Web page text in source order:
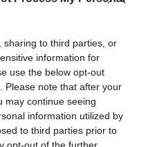
sharing to third parties, or
information for
use the below opt-out
Please note that after your
may continue seeing
information utilized by
to third parties prior to
tramos, a la cual
fuente preferida
últimas noticias de